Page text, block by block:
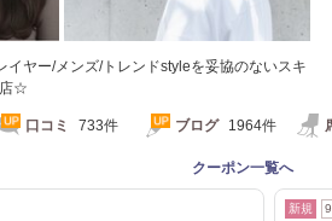
イヤー/メンズ/トレンドstyleを妥協のないスキ
店☆
口コミ 733件 ブログ 1964件
クーポン一覧へ
新規